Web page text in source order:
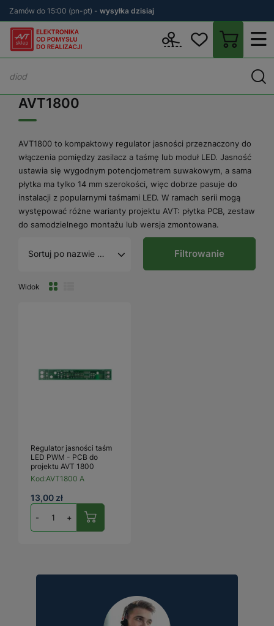
Zamów do 15:00 (pn-pt) - wysyłka dzisiaj
AVT1800
AVT1800 to kompaktowy regulator jasności przeznaczony do
włączenia pomiędzy zasilacz a taśmę lub moduł LED. Jasność
ustawia się wygodnym potencjometrem suwakowym, a sama
płytka ma tylko 14 mm szerokości, więc dobrze pasuje do
instalacji z popularnymi taśmami LED. W ramach serii mogą
występować różne warianty projektu AVT: płytka PCB, zestaw
do samodzielnego montażu lub wersja zmontowana.
Sortuj po nazwie A - Z
Widok
Filtrowanie
Regulator jasności taśm
LED PWM - PCB do
projektu AVT 1800
Kod:AVT1800 A
13,00 zł
- +